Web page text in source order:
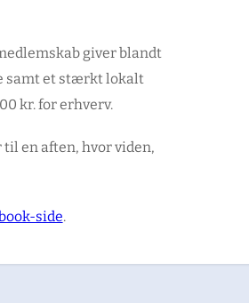
giver blandt
samt et stærkt lokalt
kr. for erhverv.
en aften, hvor viden,
side.